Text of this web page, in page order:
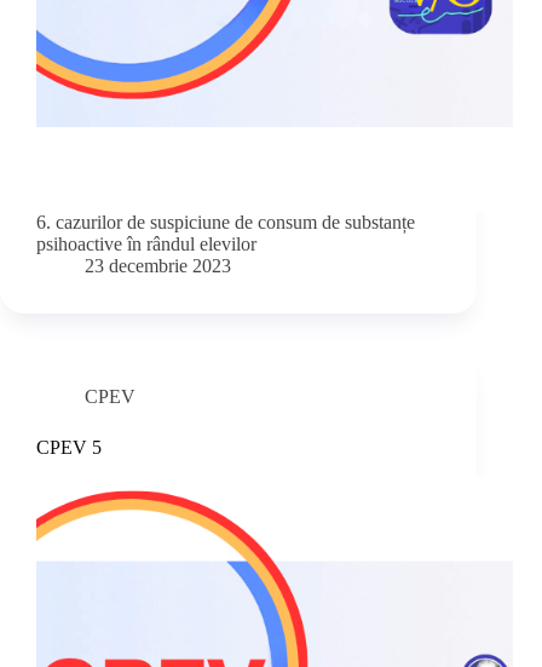
6. cazurilor de suspiciune de consum de substanțe
psihoactive în rândul elevilor
23 decembrie 2023
CPEV
CPEV 5